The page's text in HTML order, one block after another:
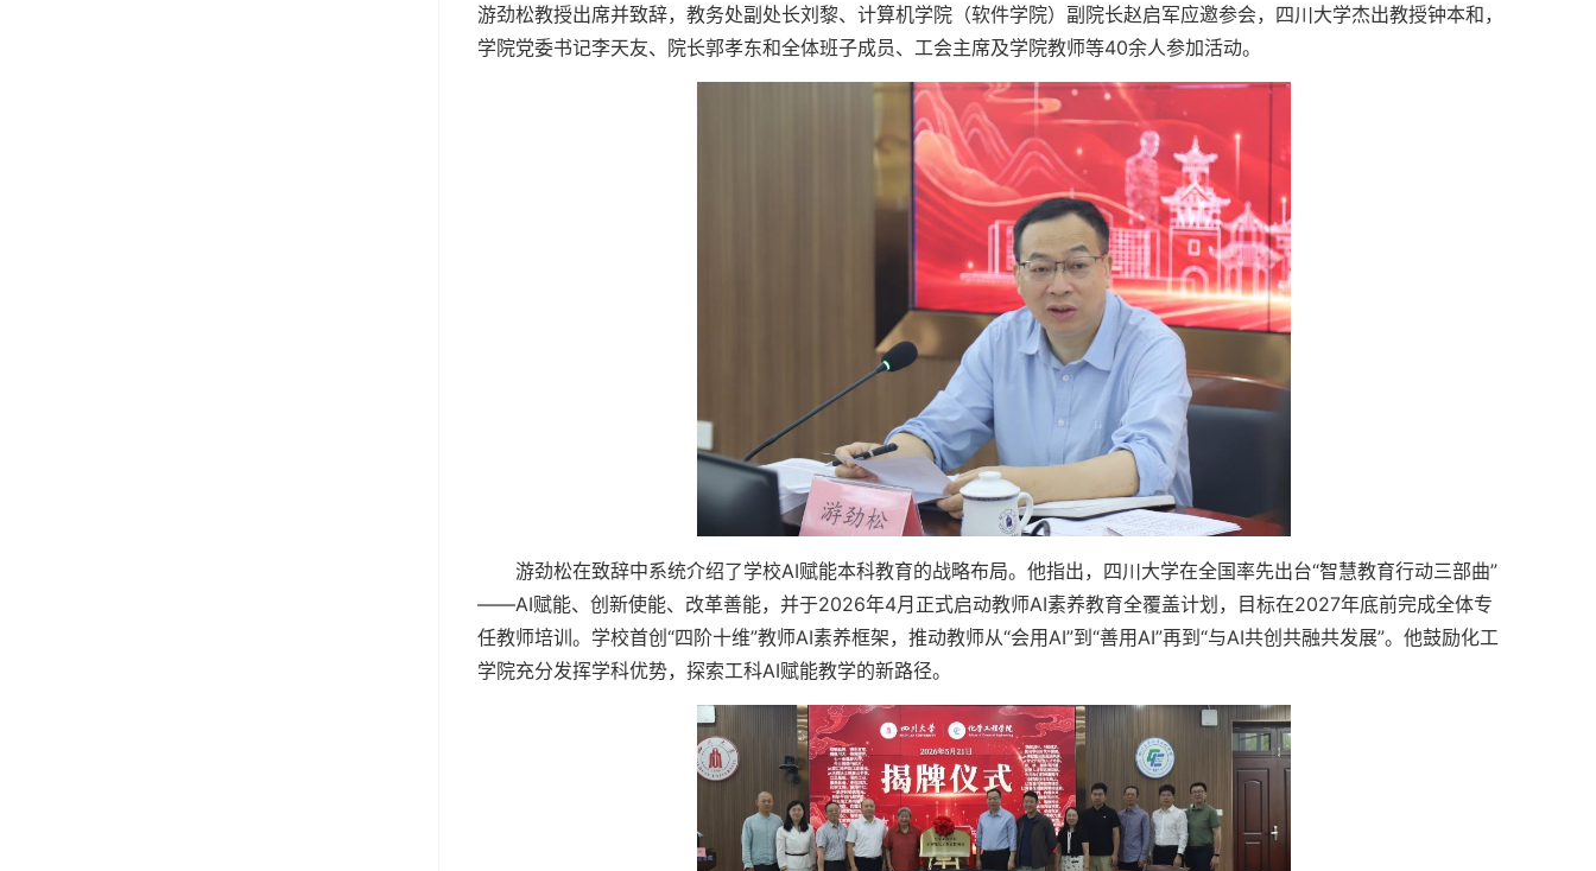
游劲松教授出席并致辞，教务处副处长刘黎、计算机学院（软件学院）副院长赵启军应邀参会，四川大学杰出教授钟本和，
学院党委书记李天友、院长郭孝东和全体班子成员、工会主席及学院教师等40余人参加活动。
游劲松在致辞中系统介绍了学校AI赋能本科教育的战略布局。他指出，四川大学在全国率先出台“智慧教育行动三部曲”
——AI赋能、创新使能、改革善能，并于2026年4月正式启动教师AI素养教育全覆盖计划，目标在2027年底前完成全体专
任教师培训。学校首创“四阶十维”教师AI素养框架，推动教师从“会用AI”到“善用AI”再到“与AI共创共融共发展”。他鼓励化工
学院充分发挥学科优势，探索工科AI赋能教学的新路径。